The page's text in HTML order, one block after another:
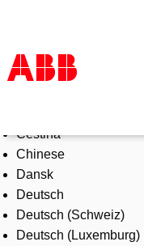
Products & Solutions
Industries
Services
About us
Where to buy
Contact us
Čeština
Chinese
Dansk
Deutsch
Deutsch (Schweiz)
Deutsch (Luxemburg)